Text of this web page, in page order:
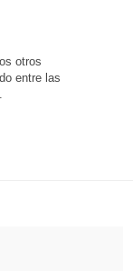
otros
entre las